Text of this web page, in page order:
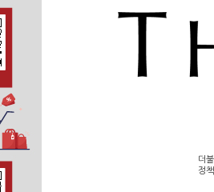
더
정